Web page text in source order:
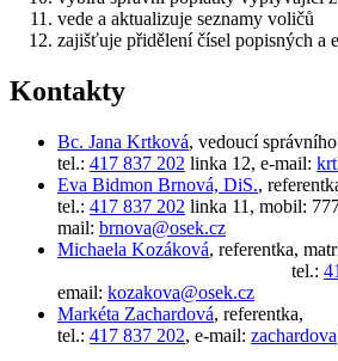
vede a aktualizuje seznamy voličů
zajišťuje přidělení čísel popisných a
Kontakty
Bc. Jana Krtková, vedoucí
tel.: 417 837 202 linka 12, e-mail:
Eva Bidmon Brnová, DiS.,
tel.: 417 837 202 linka 11, mobil:
mail: brnova@osek.cz
Michaela Kozáková,
tel.:
email: kozakova@osek.cz
Markéta Zachardová, referentka,
tel.: 417 837 202, e-mail: